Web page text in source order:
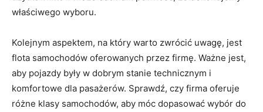
właściwego wyboru.
Kolejnym aspektem, na który⁢ warto zwrócić uwagę, jest​
flota ‌samochodów oferowanych przez ⁣firmę. ‌Ważne jest,
aby pojazdy były w dobrym stanie technicznym ⁣i
komfortowe dla pasażerów. ⁢Sprawdź, ‌czy firma⁤ oferuje
⁢różne⁤ klasy samochodów,‍ aby‍ móc dopasować wybór do⁣